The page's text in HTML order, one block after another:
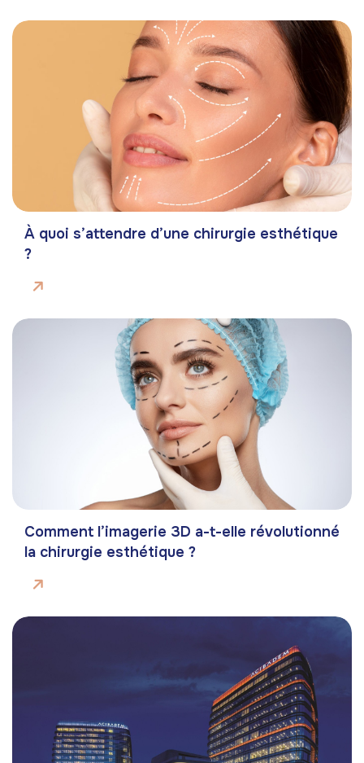
À quoi s’attendre d’une chirurgie esthétique
?
Comment l’imagerie 3D a-t-elle révolutionné
la chirurgie esthétique ?